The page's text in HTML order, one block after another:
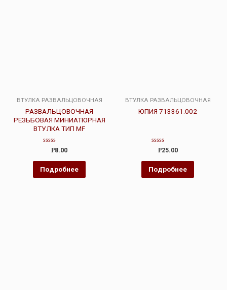
ВТУЛКА РАЗВАЛЬЦОВОЧНАЯ
РАЗВАЛЬЦОВОЧНАЯ
РЕЗЬБОВАЯ МИНИАТЮРНАЯ
ВТУЛКА ТИП MF
Оценка
из
Р8.00
Подробнее
ВТУЛКА РАЗВАЛЬЦОВОЧНАЯ
ЮПИЯ 713361.002
Оценка
из
Р25.00
Подробнее